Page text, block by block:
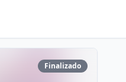
Finalizado